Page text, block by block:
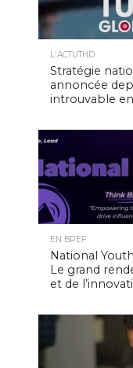
L'ACTUTHD
Stratégie
annoncée
introuvable
EN BREF
National
Le grand
et de